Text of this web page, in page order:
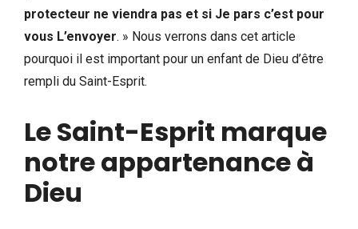
protecteur ne viendra pas et si Je pars c’est pour
vous L’envoyer. » Nous verrons dans cet article
pourquoi il est important pour un enfant de Dieu d’être
rempli du Saint-Esprit.
Le Saint-Esprit marque
notre appartenance à
Dieu